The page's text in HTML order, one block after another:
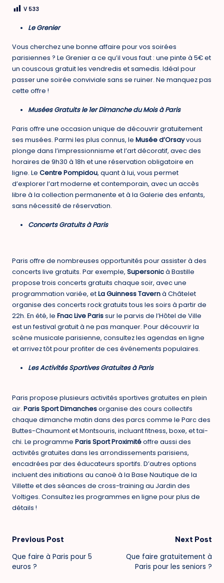
V 533
Le Grenier
Vous cherchez une bonne affaire pour vos soirées
parisiennes ? Le Grenier a ce qu’il vous faut : une pinte à 5€ et
un couscous gratuit les vendredis et samedis. Idéal pour
passer une soirée conviviale sans se ruiner. Ne manquez pas
cette offre !
Musées Gratuits le 1er Dimanche du Mois à Paris
Paris offre une occasion unique de découvrir gratuitement
ses musées. Parmi les plus connus, le Musée d’Orsayvous
plonge dans l’impressionnisme et l’art décoratif, avec des
horaires de 9h30 à 18h et une réservation obligatoire en
ligne. Le Centre Pompidou, quant à lui, vous permet
d’explorer l’art moderne et contemporain, avec un accès
libre à la collection permanente et à la Galerie des enfants,
sans nécessité de réservation.
Concerts Gratuits à Paris
Paris offre de nombreuses opportunités pour assister à des
concerts live gratuits. Par exemple, Supersonicà Bastille
propose trois concerts gratuits chaque soir, avec une
programmation variée, etLa Guinness Tavernà Châtelet
organise des concerts rock gratuits tous les soirs à partir de
22h. En été, le Fnac Live Parissur le parvis de l’Hôtel de Ville
est un festival gratuit à ne pas manquer. Pour découvrir la
scène musicale parisienne, consultez les agendas en ligne
et arrivez tôt pour profiter de ces événements populaires.
Les Activités Sportives Gratuites à Paris
Paris propose plusieurs activités sportives gratuites en plein
air. Paris Sport Dimanchesorganise des cours collectifs
chaque dimanche matin dans des parcs comme le Parc des
Buttes-Chaumont et Montsouris, incluant fitness, boxe, et tai-
chi. Le programme Paris Sport Proximitéoffre aussi des
activités gratuites dans les arrondissements parisiens,
encadrées par des éducateurs sportifs. D’autres options
incluent des initiations au canoë à la Base Nautique de la
Villette et des séances de cross-training au Jardin des
Voltiges. Consultez les programmes en ligne pour plus de
détails !
Post
navigation
Previous Post
Que faire à Paris pour 5
euros ?
Next Post
Que faire gratuitement à
Paris pour les seniors ?